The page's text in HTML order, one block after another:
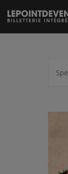
Passer
au
contenu
artiste,
lieu...